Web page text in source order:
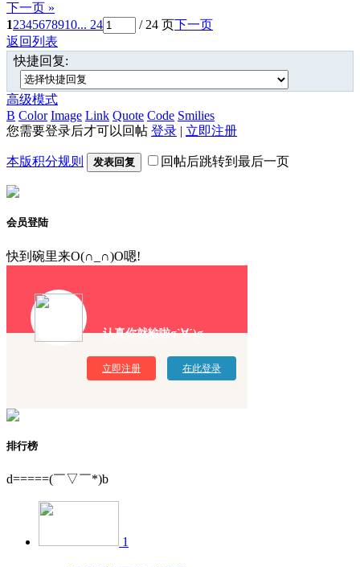
下一页 »
12345678910... 24 / 24 页下一页
返回列表
快捷回复:
高级模式
B Color Image Link Quote Code Smilies
您需要登录后才可以回帖 登录 | 立即注册
本版积分规则 发表回复 回帖后跳转到最后一页
会员登陆
快到碗里来O(∩_∩)O嗯!
认真你就输啦σ`∀´)σ
立即注册 在此登录
排行榜
d=====(￣▽￣*)b
1